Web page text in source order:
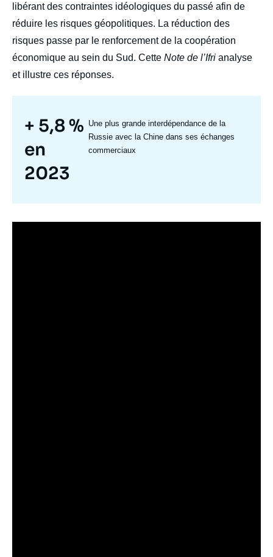
libérant des contraintes idéologiques du passé afin de
réduire les risques géopolitiques. La réduction des
risques passe par le renforcement de la coopération
économique au sein du Sud. Cette Note de l’Ifri analyse
et illustre ces réponses.
Chiffre
+ 5,8 %
en
2023
Edito
Chiffre
Texte
Une plus grande interdépendance de la
Russie avec la Chine dans ses échanges
commerciaux